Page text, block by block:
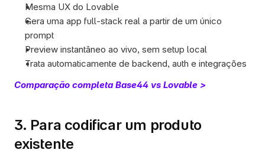
Mesma UX do Lovable
Gera uma app full-stack real a partir de um único
prompt
Preview instantâneo ao vivo, sem setup local
Trata automaticamente de backend, auth e integrações
Comparação completa Base44 vs Lovable >
3. Para codificar um produto
existente